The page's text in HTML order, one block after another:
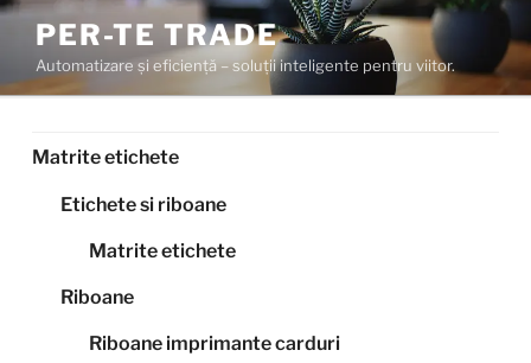
Sari
conținut
PER-TE TRADE
Automatizare și eficiență – soluții inteligente pentru viitor.
Matrite etichete
Etichete si riboane
Matrite etichete
Riboane
Riboane imprimante carduri